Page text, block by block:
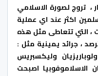
، تروج لصورة الاسلامي
اكثر عند اي عملية
، التي تتعاطى مثل هذه
، جرائد يمينية مثل :
وليكسبريس
الاسلاموفوبيا اصبحت